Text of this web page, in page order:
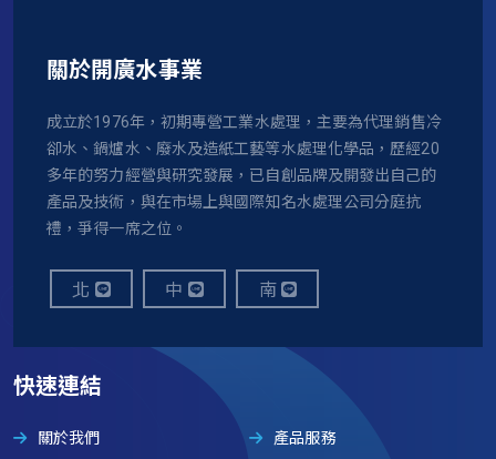
關於開廣水事業
成立於1976年，初期專營工業水處理，主要為代理銷售冷
卻水、鍋爐水、廢水及造紙工藝等水處理化學品，歷經20
多年的努力經營與研究發展，已自創品牌及開發出自己的
產品及技術，與在市場上與國際知名水處理公司分庭抗
禮，爭得一席之位。
北 中 南
快速連結
關於我們
產品服務